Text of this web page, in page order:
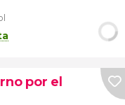
por el